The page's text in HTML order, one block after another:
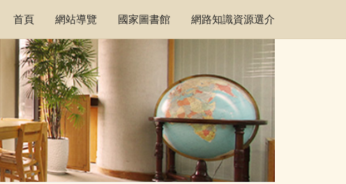
首頁
網站導覽 國家圖書館 網路知識資源選介